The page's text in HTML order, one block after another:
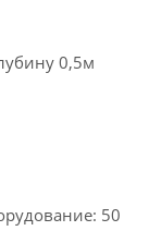
0,5м
50